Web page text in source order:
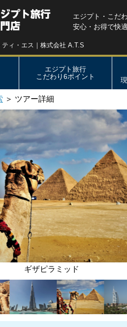
ィ・エス｜株式会社 A.T.S
エジプト・こだ
安心・お得で快
エジプト旅行
こだわり6ポイント
＞ ツアー詳細
バージアルアラブ